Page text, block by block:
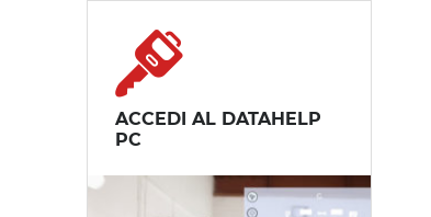
ACCEDI AL DATAHELP
PC